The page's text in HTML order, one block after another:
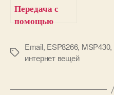
Передача с
помощью
ESP8266
данных
М
Email, ESP8266, MSP430,
интернет вещей